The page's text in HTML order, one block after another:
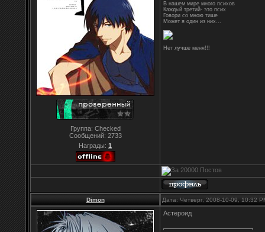
Группа: Checked
Сообщений: 2733
Награды: 1
В нашем мире много психов
Каждый третий- это псих
Говори со мною тише
Может я один из них...
Нет лучше меня!!!
Dimon Дата: Четверг, 2008-10-09, 10:32
Астероид